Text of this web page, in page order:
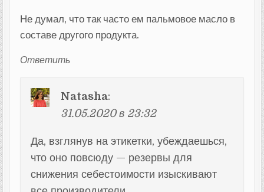
Не думал, что так часто ем пальмовое масло в
составе другого продукта.
Ответить
Natasha:
31.05.2020 в 23:32
Да, взглянув на этикетки, убеждаешься,
что оно повсюду — резервы для
снижения себестоимости изыскивают